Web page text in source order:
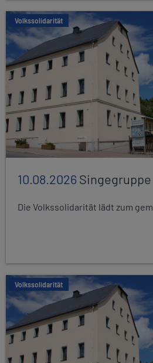
Volkssolidarität
10.08.2026Singegruppe
Die Volkssolidarität lädt zum
Volkssolidarität